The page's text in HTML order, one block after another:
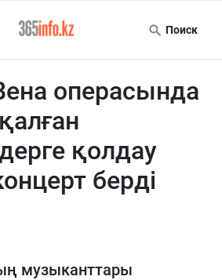
Поиск
операсында
қолдау
берді
музыканттары